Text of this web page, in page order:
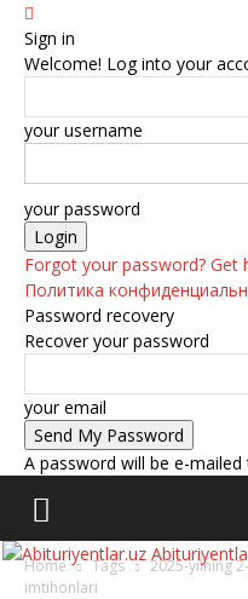
Sign in
Welcome! Log into your
your username
your password
Forgot your password? Get
Политика
Password recovery
Recover your password
your email
A password will be e-mailed
Home Tags
2025-yilning
imtihonlari